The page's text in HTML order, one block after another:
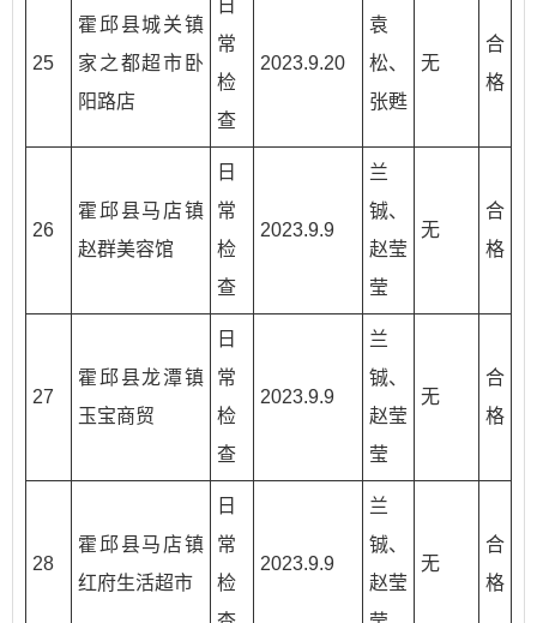
25
霍邱县城关镇
家之都超市卧
阳路店
日
常
检
查
2023.9.20
袁
松、
张甦
无
合
格
26
霍邱县马店镇
赵群美容馆
日
常
检
查
2023.9.9
兰
铖、
赵莹
莹
无
合
格
27
霍邱县龙潭镇
玉宝商贸
日
常
检
查
2023.9.9
兰
铖、
赵莹
莹
无
合
格
28
霍邱县马店镇
红府生活超市
日
常
检
2023.9.9
兰
铖、
赵莹
无
合
格